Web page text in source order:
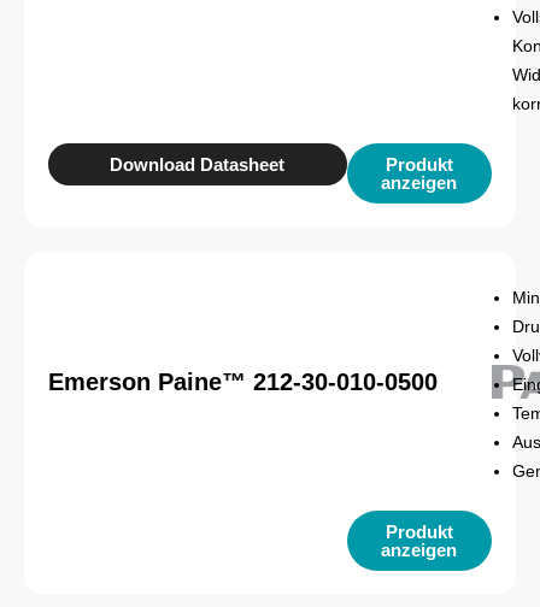
Produkt
anzeigen
Download Datasheet
Emerson Paine™ 212-30-010-0500
Produkt
anzeigen